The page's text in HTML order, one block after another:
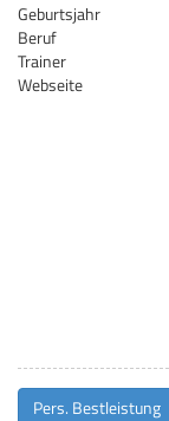
Geburtsjahr
Beruf
Trainer
Webseite
Pers. Bestleistung